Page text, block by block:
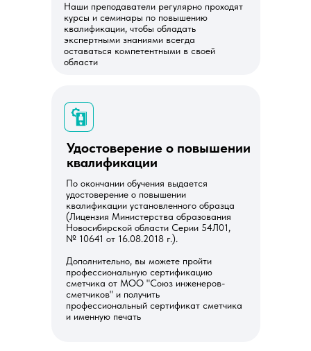
Наши преподаватели регулярно проходят
курсы и семинары по повышению
квалификации, чтобы обладать
экспертными знаниями всегда
оставаться компетентными в своей
области
Удостоверение о повышении
квалификации
По окончании обучения выдается
удостоверение о повышении
квалификации установленного образца
(Лицензия Министерства образования
Новосибирской области Серии 54Л01,
№ 10641 от 16.08.2018 г.).
Дополнительно, вы можете пройти
профессиональную сертификацию
сметчика от МОО "Союз инженеров-
сметчиков" и получить
профессиональный сертификат сметчика
и именную печать